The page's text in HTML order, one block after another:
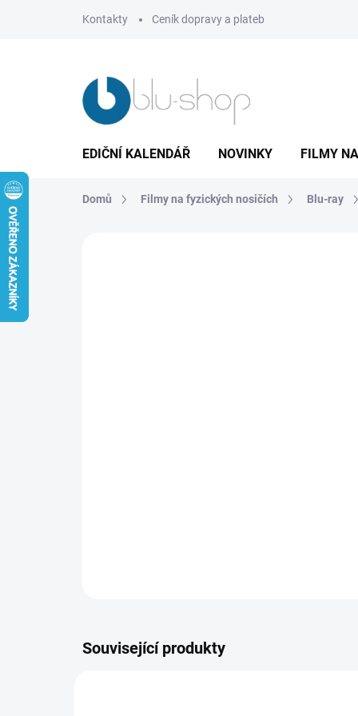
Kontakty Ceník dopravy a plateb
EDIČNÍ KALENDÁŘ NOVINKY FILMY
Domů Filmy na fyzických nosičích Blu-ray
Související produkty